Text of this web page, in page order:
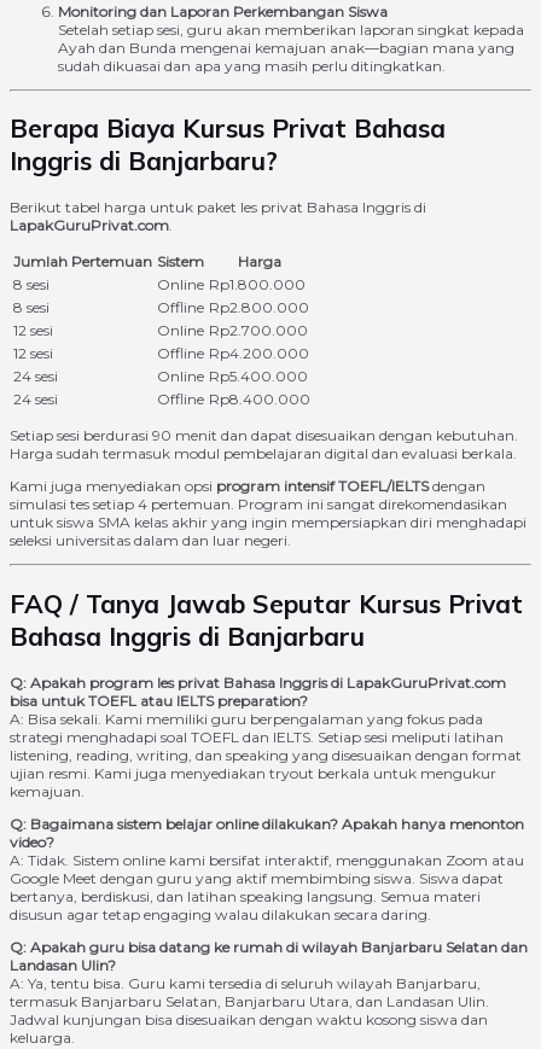
Monitoring dan Laporan Perkembangan Siswa
Setelah setiap sesi, guru akan memberikan laporan singkat kepada
Ayah dan Bunda mengenai kemajuan anak—bagian mana yang
sudah dikuasai dan apa yang masih perlu ditingkatkan.
Berapa Biaya Kursus Privat Bahasa
Inggris di Banjarbaru?
Berikut tabel harga untuk paket les privat Bahasa Inggris di
LapakGuruPrivat.com.
Jumlah Pertemuan Sistem
Harga
8 sesi
Online Rp1.800.000
8 sesi
Offline Rp2.800.000
12 sesi
Online Rp2.700.000
12 sesi
Offline Rp4.200.000
24 sesi
Online Rp5.400.000
24 sesi
Offline Rp8.400.000
Setiap sesi berdurasi 90 menit dan dapat disesuaikan dengan kebutuhan.
Harga sudah termasuk modul pembelajaran digital dan evaluasi berkala.
Kami juga menyediakan opsi program intensif TOEFL/IELTSdengan
simulasi tes setiap 4 pertemuan. Program ini sangat direkomendasikan
untuk siswa SMA kelas akhir yang ingin mempersiapkan diri menghadapi
seleksi universitas dalam dan luar negeri.
FAQ / Tanya Jawab Seputar Kursus Privat
Bahasa Inggris di Banjarbaru
Q: Apakah program les privat Bahasa Inggris di LapakGuruPrivat.com
bisa untuk TOEFL atau IELTS preparation?
A: Bisa sekali. Kami memiliki guru berpengalaman yang fokus pada
strategi menghadapi soal TOEFL dan IELTS. Setiap sesi meliputi latihan
listening, reading, writing, dan speaking yang disesuaikan dengan format
ujian resmi. Kami juga menyediakan tryout berkala untuk mengukur
kemajuan.
Q: Bagaimana sistem belajar online dilakukan? Apakah hanya menonton
video?
A: Tidak. Sistem online kami bersifat interaktif, menggunakan Zoom atau
Google Meet dengan guru yang aktif membimbing siswa. Siswa dapat
bertanya, berdiskusi, dan latihan speaking langsung. Semua materi
disusun agar tetap engaging walau dilakukan secara daring.
Q: Apakah guru bisa datang ke rumah di wilayah Banjarbaru Selatan dan
Landasan Ulin?
A: Ya, tentu bisa. Guru kami tersedia di seluruh wilayah Banjarbaru,
termasuk Banjarbaru Selatan, Banjarbaru Utara, dan Landasan Ulin.
Jadwal kunjungan bisa disesuaikan dengan waktu kosong siswa dan
keluarga.